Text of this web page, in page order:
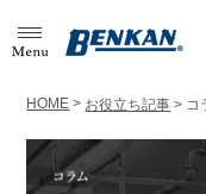
HOME > お役立ち記事 > コ